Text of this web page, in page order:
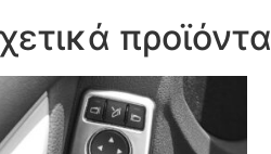
προϊόντα